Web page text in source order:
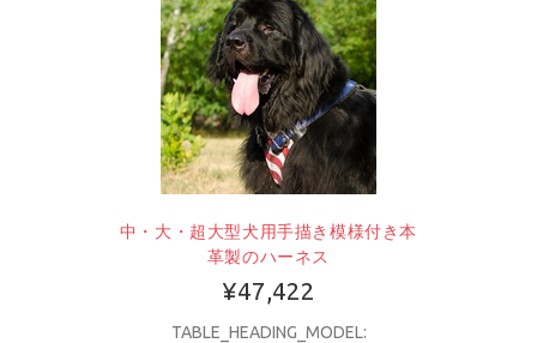
中・大・超大型犬用手描き模様付き本
革製のハーネス
¥47,422
TABLE_HEADING_MODEL: